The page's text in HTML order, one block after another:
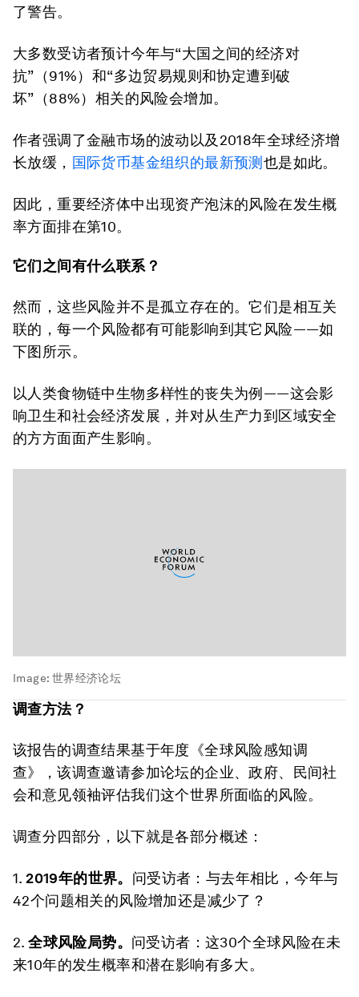
了警告。
大多数受访者预计今年与“大国之间的经济对
抗”（91%）和“多边贸易规则和协定遭到破
坏”（88%）相关的风险会增加。
作者强调了金融市场的波动以及2018年全球经济增
长放缓， 国际货币基金组织的最新预测 也是如此。
因此，重要经济体中出现资产泡沫的风险在发生概
率方面排在第10。
它们之间有什么联系？
然而，这些风险并不是孤立存在的。它们是相互关
联的，每一个风险都有可能影响到其它风险——如
下图所示。
以人类食物链中生物多样性的丧失为例——这会影
响卫生和社会经济发展，并对从生产力到区域安全
的方方面面产生影响。
Image: 世界经济论坛
调查方法？
该报告的调查结果基于年度《全球风险感知调
查》，该调查邀请参加论坛的企业、政府、民间社
会和意见领袖评估我们这个世界所面临的风险。
调查分四部分，以下就是各部分概述：
1.2019年的世界。 问受访者：与去年相比，今年与
42个问题相关的风险增加还是减少了？
2.全球风险局势。 问受访者：这30个全球风险在未
来10年的发生概率和潜在影响有多大。